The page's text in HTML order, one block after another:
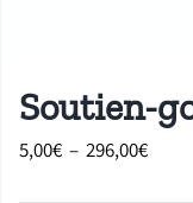
Soutien-
5,00€ – 296,00€Plage